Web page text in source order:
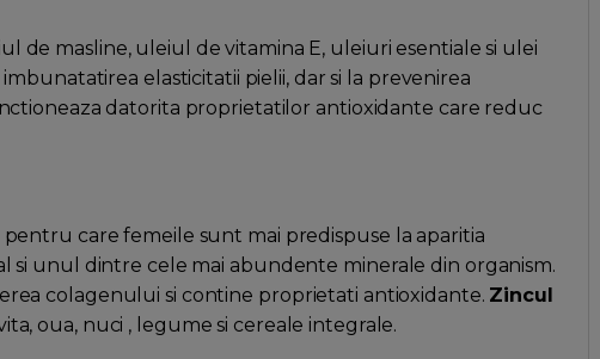
de masline, uleiul de vitamina E, uleiuri esentiale si ulei
elasticitatii pielii, dar si la prevenirea
datorita proprietatilor antioxidante care reduc
care femeile sunt mai predispuse la aparitia
unul dintre cele mai abundente minerale din organism.
colagenului si contine proprietati antioxidante. Zincul
oua, nuci , legume si cereale integrale.